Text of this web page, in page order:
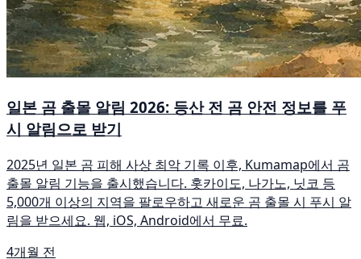
일본 곰 출몰 알림 2026: 등산 전 곰 안전 정보를 푸
시 알림으로 받기
2025년 일본 곰 피해 사상 최악 기록 이후, Kumamap에서 곰
출몰 알림 기능을 출시했습니다. 홋카이도, 나가노, 닛코 등
5,000개 이상의 지역을 팔로우하고 새로운 곰 출몰 시 푸시 알
림을 받으세요. 웹, iOS, Android에서 무료.
4개월 전